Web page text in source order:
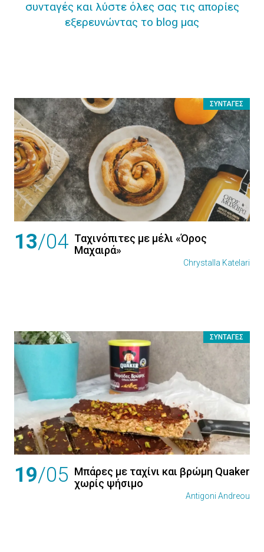
συνταγές και λύστε όλες σας τις απορίες
εξερευνώντας το blog μας
ΣΥΝΤΑΓΈΣ
13/04 Ταχινόπιτες με μέλι «Όρος
Μαχαιρά»
Chrystalla Katelari
ΣΥΝΤΑΓΈΣ
19/05 Μπάρες με ταχίνι και βρώμη Quaker
χωρίς ψήσιμο
Antigoni Andreou